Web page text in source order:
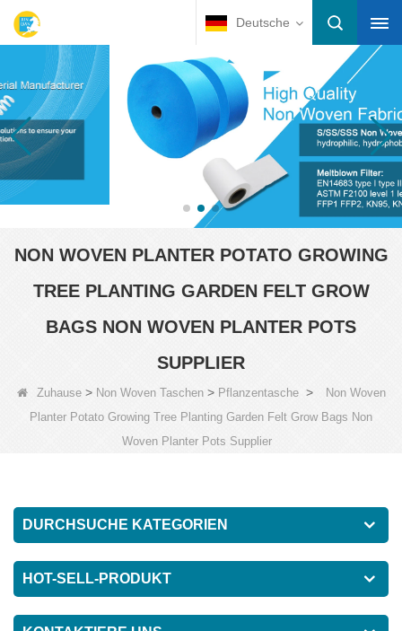
Deutsche
NON WOVEN PLANTER POTATO GROWING
TREE PLANTING GARDEN FELT GROW
BAGS NON WOVEN PLANTER POTS
SUPPLIER
Zuhause> Non Woven Taschen> Pflanzentasche>
Non Woven
Planter Potato Growing Tree Planting Garden Felt Grow Bags Non
Woven Planter Pots Supplier
DURCHSUCHE KATEGORIEN
HOT-SELL-PRODUKT